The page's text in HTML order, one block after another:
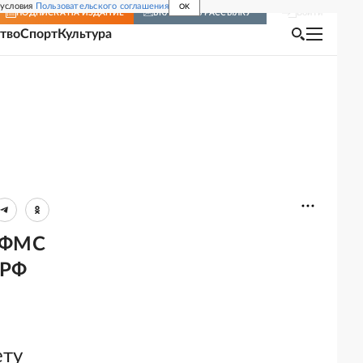
Пользовательского соглашения OK
ПОДПИСКА НА ИЗДАНИЕ ВКЛЮЧИТЬ РАССЫЛКУ
СпортКультура
ФМС
РФ